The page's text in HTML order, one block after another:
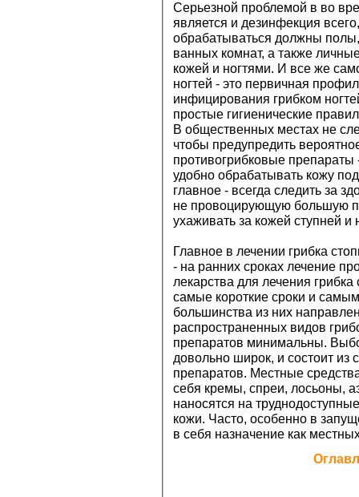
Серьезной проблемой в во
является и дезинфекция
обрабатываться должны
ванных комнат, а также
кожей и ногтями. И все же
ногтей - это первичная
инфицирования грибком
простые гигиенические
В общественных местах не
чтобы предупредить
противогрибковые
удобно обрабатывать кожу
главное - всегда следить за
не провоцирующую большую
ухаживать за кожей ступней
Главное в лечении грибка
- на ранних сроках лечение
лекарства для лечения
самые короткие сроки и
большинства из них
распространенных видов
препаратов минимальны.
довольно широк, и состоит из
препаратов. Местные
себя кремы, спреи, лосьоны,
наносятся на
кожи. Часто, особенно в
в себя назначение как